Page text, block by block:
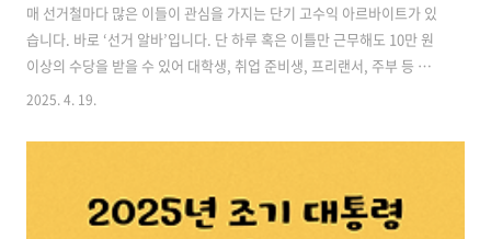
매 선거철마다 많은 이들이 관심을 가지는 단기 고수익 아르바이트가 있
습니다. 바로 ‘선거 알바’입니다. 단 하루 혹은 이틀만 근무해도 10만 원
이상의 수당을 받을 수 있어 대학생, 취업 준비생, 프리랜서, 주부 등 다
양한 계층에게 인기가 높은 아르바이트죠. 하지만 선거 알바는 단일 업무
원 조건이 다릅니다.이번 글에서는 선거 알바의 주요 종류와 역할, 지원
리겠습니다. 목차1. 선거 알바란? 2. 선거 알바의 주요 종류 및 역할 3. 선
거 알바 지원 자격 및 기준 4. 선거 알바 근무 시간 및 수당 비교표 5. 선거
2025. 4. 19.